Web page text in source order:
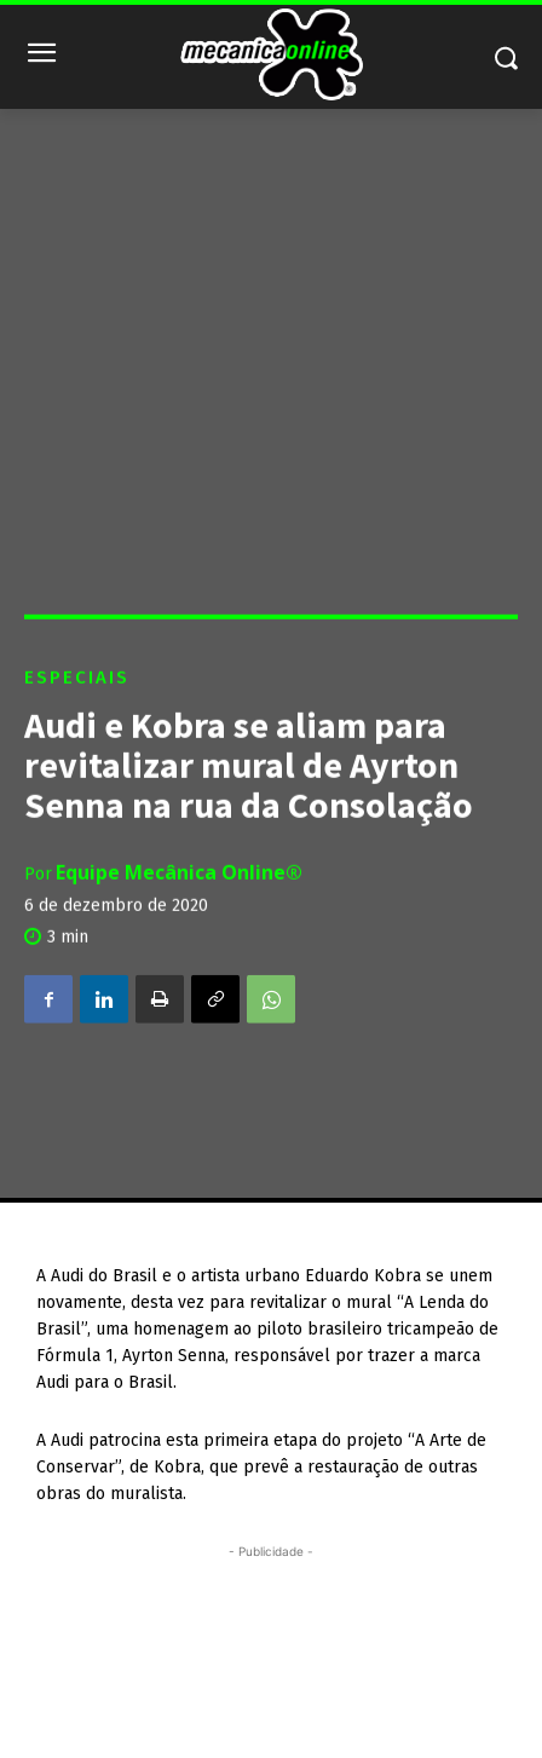
ESPECIAIS
Audi e Kobra se aliam para
revitalizar mural de Ayrton
Senna na rua da Consolação
Por Equipe Mecânica Online®
6 de dezembro de 2020
3 min
A Audi do Brasil e o artista urbano Eduardo Kobra se unem
novamente, desta vez para revitalizar o mural “A Lenda do
Brasil”, uma homenagem ao piloto brasileiro tricampeão de
Fórmula 1, Ayrton Senna, responsável por trazer a marca
Audi para o Brasil.
A Audi patrocina esta primeira etapa do projeto “A Arte de
Conservar”, de Kobra, que prevê a restauração de outras
obras do muralista.
- Publicidade -